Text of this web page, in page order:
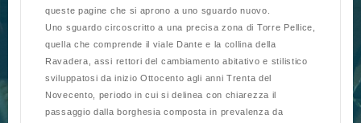
queste pagine che si aprono a uno sguar­do nuovo.
Uno sguardo circoscritto a una precisa zona di Torre Pellice,
quella che comprende il viale Dante e la collina della
Ravadera, assi rettori del cambiamento abitativo e stilistico
sviluppatosi da inizio Ottocento agli anni Trenta del
Novecento, periodo in cui si delinea con chiarezza il
passaggio dalla borghesia composta in prevalenza da